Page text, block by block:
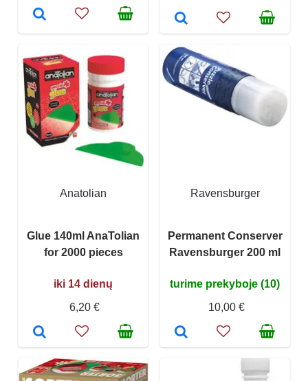
Anatolian
Glue 140ml AnaTolian
for 2000 pieces
iki 14 dienų
6,20 €
Ravensburger
Permanent Conserver
Ravensburger 200 ml
turime prekyboje (10)
10,00 €